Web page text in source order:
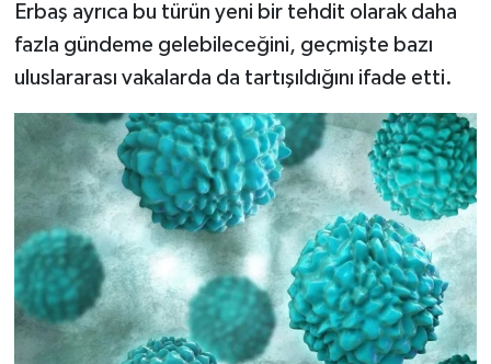
Erbaş ayrıca bu türün yeni bir tehdit olarak daha
fazla gündeme gelebileceğini, geçmişte bazı
uluslararası vakalarda da tartışıldığını ifade etti.